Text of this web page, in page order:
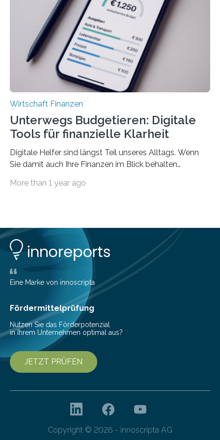
können. Allerdings erhält mit 44 Prozent noch nicht
einmal die Hälfte aller Beschäftigten in der
Privatwirtschaft Urlaubsgeld. Zu diesem…
Wirtschaft Finanzen
Unterwegs Budgetieren: Digitale
Tools für finanzielle Klarheit
Digitale Helfer sind längst Teil unseres Alltags. Wenn
Sie damit auch Ihre Finanzen im Blick behalten
die genau das ermöglichen: Sie helfen Ihnen, Ausgaben
Lösungen interessieren. 1. Multibanking-Tools: Alle
Konten auf einen Blick Viele Banken bieten bereits in
ihrem Online-Banking eine Multibanking-Funktion an,
mit der sich Konten bei anderen Banken…
More than 1 year ago
Eine Marke von innoscripta
Fördermittelprüfung
Nutzen Sie das Förderpotenzial
in Ihrem Unternehmen optimal aus?
JETZT PRÜFEN
Copyright © 2026 - innoscripta AG